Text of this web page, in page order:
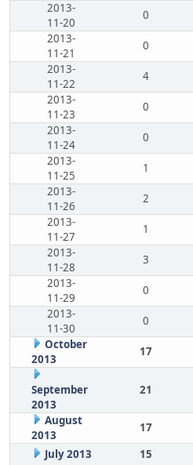
2013-
11-20
0
2013-
11-21
0
2013-
11-22
4
2013-
11-23
0
2013-
11-24
0
2013-
11-25
1
2013-
11-26
2
2013-
11-27
1
2013-
11-28
3
2013-
11-29
0
2013-
11-30
0
October
2013
17
September
2013
21
August
2013
17
July 2013
15